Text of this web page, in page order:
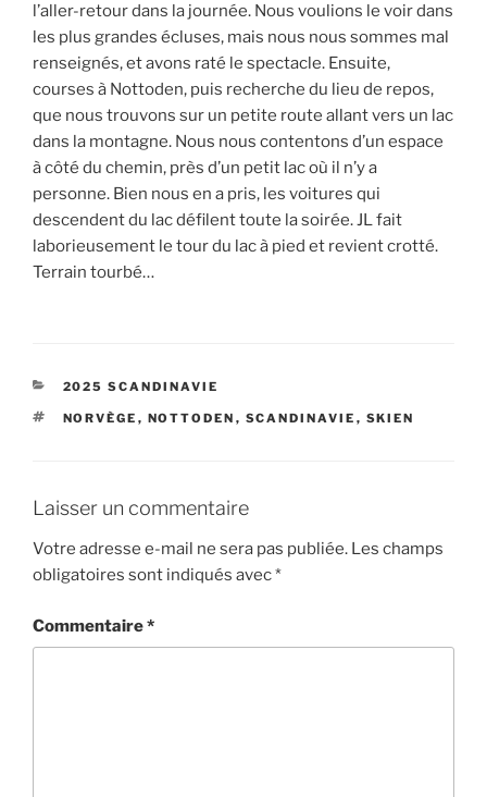
l’aller-retour dans la journée. Nous voulions le voir dans
les plus grandes écluses, mais nous nous sommes mal
renseignés, et avons raté le spectacle. Ensuite,
courses à Nottoden, puis recherche du lieu de repos,
que nous trouvons sur un petite route allant vers un lac
dans la montagne. Nous nous contentons d’un espace
à côté du chemin, près d’un petit lac où il n’y a
personne. Bien nous en a pris, les voitures qui
descendent du lac défilent toute la soirée. JL fait
laborieusement le tour du lac à pied et revient crotté.
Terrain tourbé…
CATÉGORIES
2025 SCANDINAVIE
ÉTIQUETTES
NORVÈGE , NOTTODEN , SCANDINAVIE , SKIEN
Laisser un commentaire
Votre adresse e-mail ne sera pas publiée. Les champs
obligatoires sont indiqués avec*
Commentaire*